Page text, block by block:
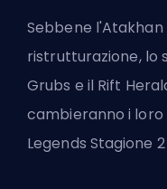
Sebbene
ristrutturazione, lo
Grubs e il Rift
cambieranno i loro
Legends Stagione